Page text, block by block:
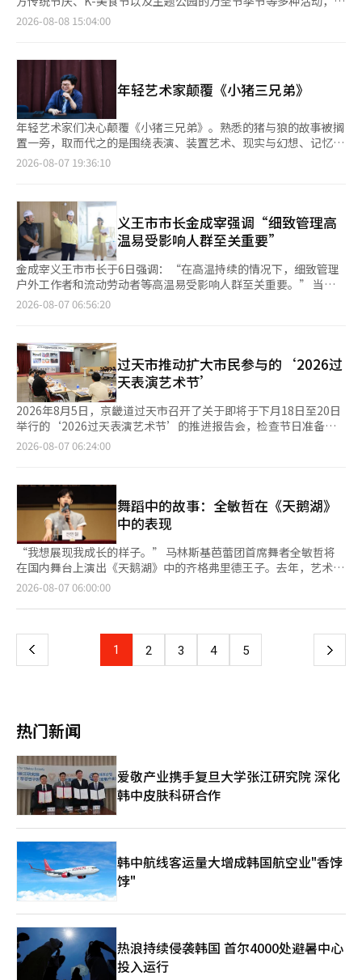
鲜劳动党致敬》和《社会主义交响曲》等作品。 ※ 本报道经人工
智能（AI）系统翻译与编辑。
90选》区域，观众可以直接查阅自1982年至今制作的马丁·帕摄
影书。四楼的摄影图书馆提供摄影历史和国内外学术数据库，开放
首尔美术馆于今年3月在金川区独山洞的金那来中央公园内开馆，
是首尔市立美术馆的第八个分馆，专注于新媒体艺术。美术馆与公
园之间没有围墙，提升了可达性。外墙采用锤纹不锈钢材料，反射
周围景观，形成与自然融合的视觉效果。 地下1层的第一展厅拥有
开阔的层高，能够实现开放式布置和光线阻隔的白盒子布置，成为
可变空间。1层的媒体实验室作为数字艺术创作空间使用。目前因
展览准备而闭馆，媒体艺术家金希天的个人展《鼹鼠们》将于20日
至11月8日举行。 位于钟路区平昌洞的钟路区立金昌烈画家的家是
今年5月重新装修并开放，成为公共文化空间。根据1988年建筑师
吴圭承的设计，经过洪在胜和崔秀妍建筑师的改造，增添了“回
归”的空间概念。 地上两层作为休息空间和策划展览室使用。开
馆纪念展《金昌烈，水滴的痕迹》将持续至23日。地下两层是画家
的工作室，保留了生前使用的画具和草图，几乎保持原貌。由于不
提供停车服务，建议使用公共交通。钟路区居民和穿着韩服的游客
可享受50%的入场费优惠。 位于钟路区三清洞的美术馆汉美是
2003年开馆的韩美摄影美术馆于2022年扩展迁址后重新开放的空
三栋建筑相连，通过穹顶式屋顶克服了高度限制，确保了开阔的层
高。 本馆正在进行聚焦四位韩国现代摄影师的展览《所有瞬间都
是花蕾》，展览将持续至9日。2019年11月率先开馆的分馆将于9
月30日举行《金浦杰瑞·尤尔斯曼纪念馆预展》，展出杰瑞·尤尔
斯曼的代表作，展现超现实的风景。钟路区居民和上班族可享受
50%的入场费优惠，每月最后一个周三免费开放。※ 本报道经人
工智能（AI）系统翻译与编辑。
引着来自各地的游客。旧金山、蒙特雷、尔湾、安纳海姆和圣地亚
从沿海城市的户外演出到经典车节、地方传统活动以及主题公园的
季节性活动，游客可以根据自己的行程选择丰富的活动。 南部的
拉古纳海滩将举办夏季代表艺术节“拉古纳艺术节”，活动将持续
到本月底。游客可以欣赏到绘画、摄影、雕塑和木工等多种艺术作
品，还可以参加与艺术家的见面会、体验项目和现场表演。持有当
天“大师的盛宴”演出门票的游客可免费进入活动现场。 汽车爱
好者不容错过的是从7日至16日举行的“蒙特雷汽车周”。活动包
括历史赛车游行、品牌展览和拍卖，以及各种汽车竞赛，最后将以
览可免费参观。 在旧金山渔人码头，8日和22日将举行免费户外音
乐会“码头派对”。游客可以在欣赏当地音乐家的表演的同时享用
美食和饮品，活动将持续到9月。 以韩国文化为主题的节庆也将举
行。从14日至16日，尔湾将举办“炸鸡啤酒节”，届时将展示多
种韩国美食以及K-美容和生活方式品牌。晚上，DJ Soda等艺术家
的表演将为节庆增添气氛。 15日，圣地亚哥附近的丘拉维斯塔将
举办庆祝当地柠檬产业历史的“柠檬节”。活动将包括以柠檬为主
题的美食和饮品、现场表演、烹饪比赛和服装比赛等多种节目。
园度假区也是一个不错的选择。从21日起，主题公园将装饰万圣节
装饰，并开始限时演出和活动。针对家庭游客的项目和需要单独购
票的夜间万圣节派对也将陆续推出。 从22日至30日，将举行庆祝
美国国家公园管理局成立110周年和美国建国250周年的“国家公
园周”。在优胜美地、红杉国家公园、国王峡谷和约书亚树等加州
著名国家公园，将开展多种纪念活动，最后一天还将为儿童举
办“少年护林员日”活动。 加州的晚夏是体验海岸城市、国家公
园、主题公园和地方节庆的最佳时机。根据旅行时间选择当地活
2026-08-08 15:04:00
年轻艺术家颠覆《小猪三兄弟》
年轻艺术家们决心颠覆《小猪三兄弟》。熟悉的猪与狼的故事被搁
置一旁，取而代之的是围绕表演、装置艺术、现实与幻想、记忆与
现在、真实与虚构的边界展开的深刻问题。 音乐剧《如此风起，
郑汉杰指挥，视觉艺术家杨正旭担任舞台设计。 他们并不打算忠
实再现原作。李哈娜在最近与记者的书面采访中表示：“我最初的
想法是‘想看看能否颠覆一个大家都知道的故事’，因此选择了
《小猪三兄弟》这个最熟悉的故事之一，借用原作的框架，但希望
以完全不同的方向进行解构和重构。” 对杨正旭来说，原作是引
导新故事的工具。他在8月3日的记者见面会上表示：“几个人晚上
聚在一起吃鸡肉聊天，并不意味着鸡肉是重要的。‘小猪三兄
弟’就像鸡肉一样，真正的故事可能是战争或股票。” 其中一个
态”。李哈娜指出：“我们往往比实际存在的事物更容易被我们相
信的东西所驱动。恐惧、谣言、信念、偏见、宗教、意识形态等无
法确认实质的东西，决定了我们的行为，有时甚至比现实更具力
量。”这通过“狼”这一象征进行探讨。 他们质疑重复所创造的
现实，并重新审视表演这一形式。 在标题中也隐藏着解构的意
味。原故事中，狼吃掉了第一和第二只猪，而第三只猪则杀死并吃
掉了从烟囱进来的狼。狼的肚子里有第一和第二只猪，这就是作品
标题中“吃掉两个兄弟”的原因。 三兄弟的差异通过动作和声音
吞下的狼再将这些特征转移给第三只猪。随着彼此的行为重复和传
染，三兄弟逐渐混合在一起。 养育两名两岁和六岁孩子的杨正旭
从孩子们身上获得了编舞和导演的灵感。“我的大儿子看到我从洗
衣机里拿出衣服扔进烘干机时模仿我，后来小儿子也过来扔东西。
我想三兄弟之间一定有相互学习的地方，因此将这一点反映在空间
设计和编舞中。” 作品同样是参与者各自的作曲和导演成果不断
交融和剔除的过程。 杨正旭表示：“这不是一个明确的作品，所
以不知道最终会是什么样子。可能在排练时会完成（作品）。如果
2026-08-07 19:36:10
义王市市长金成宰强调“细致管理高
温易受影响人群至关重要”
金成宰义王市市长于6日强调：“在高温持续的情况下，细致管理
户外工作者和流动劳动者等高温易受影响人群至关重要。” 当
天，金市长亲自前往市内主要设施，检查高温应对情况和安全管理
温易受影响群体。 金市长亲自查看市民实际使用的设施和工作现
场，全面检查高温应对体系。 首先，金市长前往文化艺术中心建
设工地，仔细查看工人休息设施的运营情况、休息时间的保障情况
以及热病预防措施的落实情况。 他特别强调，在高温下工作的建
筑工地，工人的生命和安全应放在首位，并再次呼吁遵守安全规
程。 随后，他检查了流动劳动者休息场所的空调设施和便利设施
的运营状态，确保长时间暴露在高温下的流动劳动者能够安全、舒
适地休息。 在加马克德公园的水上游乐设施，他检查了设施的管
的市民表示：“连续的高温让我很担心，看到市长亲自检查现场的
安全情况，感觉很安心”，“行政工作应该在现场进行，市长亲自
来检查让我倍感信任”，“市长细致地查看孩子们使用的设施，让
我感到放心。”对此，市民对以现场为中心的市政运营表示积极反
应。 金市长表示：“将集中行政力量保护户外工作者和流动劳动
者等高温易受影响群体，确保市民安全度过夏季，进一步完善高温
应对体系。” 此外，金市长表示，在高温重大警报期间，将优先
确保市民安全，进一步加强现场检查和高温应对体系。
2026-08-07 06:56:20
过天市推动扩大市民参与的‘2026过
天表演艺术节’
2026年8月5日，京畿道过天市召开了关于即将于下月18日至20日
举行的‘2026过天表演艺术节’的推进报告会，检查节日准备情
况并分享运营方向。 据市政府介绍，报告会有来自过天市和过天
营计划，并收集市民意见，讨论节日的运营方案。 今年的节日将
围绕去年引入的‘地泡城市(GPAF CITY)’世界观进行扩展，命名
为‘地泡城市2.0’。 以‘漂浮(Floating)’为主题，将过天市民
广场和市民会馆周边打造为表演艺术空间，并新设可进行表演、体
验和休息的‘地泡村’。 表演内容也将得到扩展。将增加官方征
集作品和海外表演团队的参与，并计划比去年增加表演次数，呈现
多种类型的表演。 市民参与程序也将得到加强，公开招募市民表
演者，并于9月19日举行连接中央路与青沙路的市民参与游行，原
有的‘市民欢庆会’将改为‘过天集会秀’，扩大参与表演团队的
的‘地泡游乐场’、地泡市场和农夫市场等，让观众可以享受表演
和体验。 市政府将改善现场环境，安装防雨垫和遮阳篷、屋顶等
地方艺术家的参与机会，以使节日成为市民与艺术家共同创造的盛
望。 与此同时，申桂龙市长表示：“我们正在扩大表演内容和市
民参与程序，以提高节日的完整度。我们将在节日开幕前仔细检查
安全和整体运营，确保市民能够安心享受。”※ 本报道经人工智
能（AI）系统翻译与编辑。
2026-08-07 06:24:00
舞蹈中的故事：全敏哲在《天鹅湖》
中的表现
“我想展现我成长的样子。” 马林斯基芭蕾团首席舞者全敏哲将
在国内舞台上演出《天鹅湖》中的齐格弗里德王子。去年，艺术殿
堂与环球芭蕾团共同策划的夏季剧目《天鹅湖》取得了成功，今年
成长。 全敏哲在8月6日于首尔瑞草区艺术殿堂举行的记者见面会
果，我想把在俄罗斯努力的时光和成长的样子呈现给韩国观众。”
他在马林斯基入团不到一年，就已在《吉赛尔》、《天鹅湖》、
体表达情感。我深刻体会到情感的重要性，因此努力去快速掌
握。” 即使是同样的动作，齐格弗里德和罗密欧传达的感觉也截
然不同。“在称呼‘你’的动作中，速度和力量就足以解释角
色。” 他的日常生活也发生了变化。在韩国时，他大部分时间都
待在练习室，而在俄罗斯圣彼得堡，他则通过观看演出和在街上散
步来获得灵感。“我常常沉浸在无数的思考中。” 这种变化将在
他最爱的作品《天鹅湖》中得到体现。“每次看这部作品，我都能
听到天鹅和王子的话。这也是我在马林斯基看得最多的作品。我会
专注于如何通过动作和手势来传达故事中的台词，尤其是天鹅与王
子的初次相遇和与黑天鹅的表演。” 观众的欢呼是他的动
力。“在谢幕时，观众的热烈掌声让我感受到爱。当我结束演出准
备离开时，俄罗斯观众对我说‘你的优美手臂和手势让我感动’，
我感受到深深的情感。” 演出将于8月14日至23日在艺术殿堂歌剧
2026-08-07 06:00:00
上
页
1 2 3 4 5 下
热门新闻
爱敬产业携手复旦大学张江研究院 深化
韩中皮肤科研合作
韩中航线客运量大增成韩国航空业"香饽
饽"
热浪持续侵袭韩国 首尔4000处避暑中心
投入运行